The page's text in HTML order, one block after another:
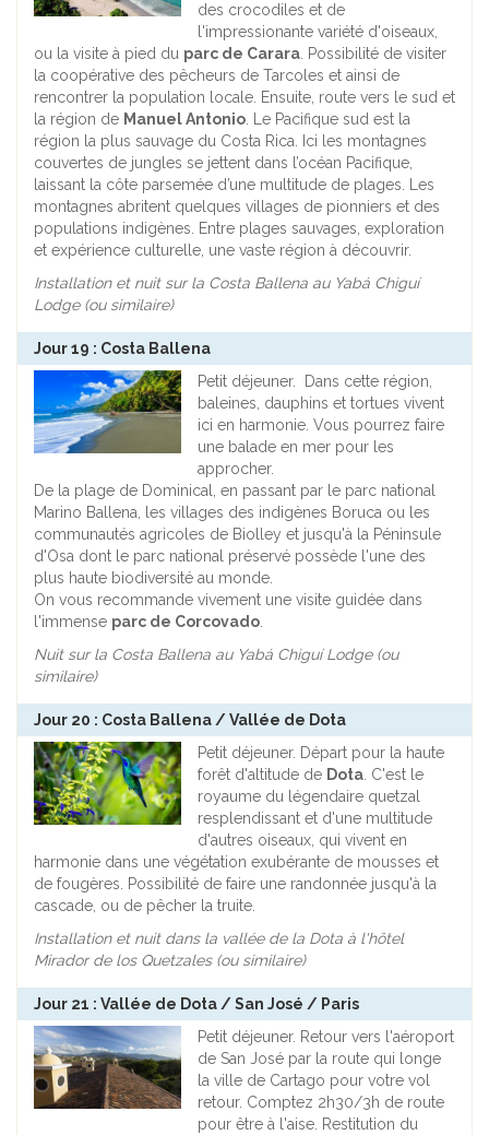
des crocodiles et de
l'impressionante variété d'oiseaux,
ou la visite à pied du parc de Carara. Possibilité de visiter
la coopérative des pêcheurs de Tarcoles et ainsi de
rencontrer la population locale. Ensuite, route vers le sud et
la région de Manuel Antonio. Le Pacifique sud est la
région la plus sauvage du Costa Rica. Ici les montagnes
couvertes de jungles se jettent dans l’océan Pacifique,
laissant la côte parsemée d’une multitude de plages. Les
montagnes abritent quelques villages de pionniers et des
populations indigènes. Entre plages sauvages, exploration
et expérience culturelle, une vaste région à découvrir.
Installation et nuit sur la Costa Ballena au Yabá Chiguí
Lodge(ou similaire)
Jour 19 : Costa Ballena
Petit déjeuner. Dans cette région,
baleines, dauphins et tortues vivent
ici en harmonie. Vous pourrez faire
une balade en mer pour les
approcher.
De la plage de Dominical, en passant par le parc national
Marino Ballena, les villages des indigènes Boruca ou les
communautés agricoles de Biolley et jusqu'à la Péninsule
d'Osa dont le parc national préservé possède l'une des
plus haute biodiversité au monde.
On vous recommande vivement une visite guidée dans
l'immense parc de Corcovado.
Nuit sur la Costa Ballena au Yabá Chiguí Lodge(ou
similaire)
Jour 20 : Costa Ballena / Vallée de Dota
Petit déjeuner. Départ pour la haute
forêt d'altitude de Dota. C'est le
royaume du légendaire quetzal
resplendissant et d'une multitude
d'autres oiseaux, qui vivent en
harmonie dans une végétation exubérante de mousses et
de fougères. Possibilité de faire une randonnée jusqu'à la
cascade, ou de pêcher la truite.
Installation et nuit dans la vallée de la Dota à l'hôtel
Mirador de los Quetzales(ou similaire)
Jour 21 : Vallée de Dota / San José / Paris
Petit déjeuner. Retour vers l'aéroport
de San José par la route qui longe
la ville de Cartago pour votre vol
retour. Comptez 2h30/3h de route
pour être à l'aise. Restitution du